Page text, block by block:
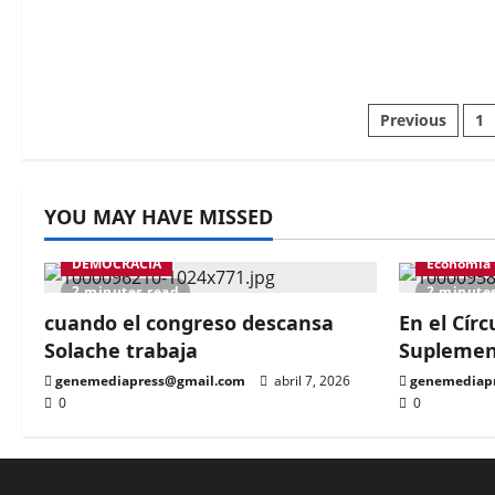
Previous 1
YOU MAY HAVE MISSED
2 minutes read
DEMOCRACIA
cuando el congreso descansa
Solache trabaja
genemediapress@gmail.com
abril 7, 2026
0
2
Economía
En el
0